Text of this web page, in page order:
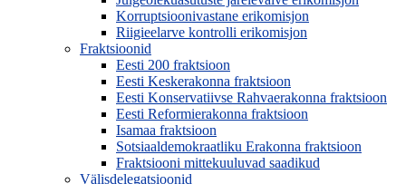
Korruptsioonivastane erikomisjon
Riigieelarve kontrolli erikomisjon
Fraktsioonid
Eesti 200 fraktsioon
Eesti Keskerakonna fraktsioon
Eesti Konservatiivse Rahvaerakonna fraktsioon
Eesti Reformierakonna fraktsioon
Isamaa fraktsioon
Sotsiaaldemokraatliku Erakonna fraktsioon
Fraktsiooni mittekuuluvad saadikud
Välisdelegatsioonid